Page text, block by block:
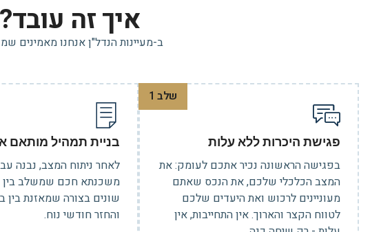
איך זה
ב-מעיינות הנדל"ן אנחנו
שלב 1
פגישת היכרות ללא עלות
בפגישה הראשונה נכיר אתכם לעומק: את
המצב הכלכלי שלכם, את הנכס שאתם
מעוניינים לרכוש ואת היעדים שלכם
לטווח הקצר והארוך. אין התחייבות, אין
בניית תמהיל מותאם
לאחר ניתוח המצב, נבנה
משכנתא חכם שמשלב בין
שונים בצורה שמאזנת בין
והחזר חודשי נוח.